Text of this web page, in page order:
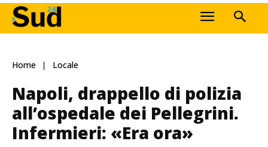
Home Locale
Napoli, drappello di polizia
all’ospedale dei Pellegrini.
Infermieri: «Era ora»